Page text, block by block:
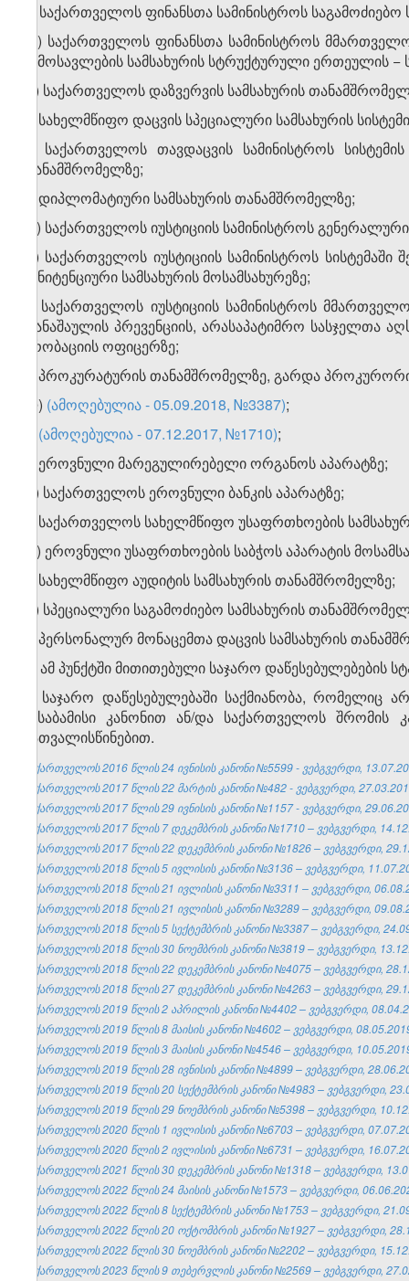
გ) საქართველოს ფინანსთა სამინისტროს
) საქართველოს ფინანსთა სამინისტროს
შემოსავლების სამსახურის სტრუქტურული ერთეულის
დ) საქართველოს დაზვერვის სამსახურის
ე) სახელმწიფო დაცვის სპეციალური სამსახურის
ვ) საქართველოს თავდაცვის სამინისტროს
თანამშრომელზე;
ზ) დიპლომატიური სამსახურის თანამშრომელზე;
) საქართველოს იუსტიციის სამინისტროს
თ) საქართველოს იუსტიციის სამინისტროს
პენიტენციური სამსახურის მოსამსახურეზე;
ი) საქართველოს იუსტიციის სამინისტროს
დანაშაულის პრევენციის, არასაპატიმრო სასჯელთა
პრობაციის ოფიცერზე;
კ) პროკურატურის თანამშრომელზე, გარდა
ლ) (ამოღებულია - 05.09.2018, №3387);
(ამოღებულია - 07.12.2017, №1710);
ნ) ეროვნული მარეგულირებელი ორგანოს აპარატზე;
ო) საქართველოს ეროვნული ბანკის აპარატზე;
პ) საქართველოს სახელმწიფო უსაფრთხოების
) ეროვნული უსაფრთხოების საბჭოს აპარატის
ჟ) სახელმწიფო აუდიტის სამსახურის თანამშრომელზე;
რ) სპეციალური საგამოძიებო სამსახურის
ს) პერსონალურ მონაცემთა დაცვის სამსახურის
ტ) ამ პუნქტში მითითებული საჯარო დაწესებულებების
4. საჯარო დაწესებულებაში საქმიანობა, რომელიც
შესაბამისი კანონით ან/და საქართველოს შრომის
გათვალისწინებით.
საქართველოს 2016 წლის 24 ივნისის კანონი №5599 - ვებგვერდი,
საქართველოს 2017 წლის 22 მარტის კანონი №482 - ვებგვერდი,
საქართველოს 2017 წლის 29 ივნისის კანონი №1157 - ვებგვერდი,
საქართველოს 2017 წლის 7 დეკემბრის კანონი №1710 – ვებგვერდი,
საქართველოს 2017 წლის 22 დეკემბრის კანონი №1826 – ვებგვერდი,
საქართველოს 2018 წლის 5 ივლისის კანონი №3136 – ვებგვერდი,
საქართველოს 2018 წლის 21 ივლისის კანონი №3311 – ვებგვერდი,
საქართველოს 2018 წლის 21 ივლისის კანონი №3289 – ვებგვერდი,
საქართველოს 2018 წლის 5 სექტემბრის კანონი №3387 – ვებგვერდი,
საქართველოს 2018 წლის 30 ნოემბრის კანონი №3819 – ვებგვერდი,
საქართველოს 2018 წლის 22 დეკემბრის კანონი №4075 – ვებგვერდი,
საქართველოს 2018 წლის 27 დეკემბრის კანონი №4263 – ვებგვერდი,
საქართველოს 2019 წლის 2 აპრილის კანონი №4402 – ვებგვერდი,
საქართველოს 2019 წლის 8 მაისის კანონი №4602 – ვებგვერდი,
საქართველოს 2019 წლის 3 მაისის კანონი №4546 – ვებგვერდი,
საქართველოს 2019 წლის 28 ივნისის კანონი №4899 – ვებგვერდი,
საქართველოს 2019 წლის 20 სექტემბრის კანონი №4983 – ვებგვერდი,
საქართველოს 2019 წლის 29 ნოემბრის კანონი №5398 – ვებგვერდი,
საქართველოს 2020 წლის 1 ივლისის კანონი №6703 – ვებგვერდი,
საქართველოს 2020 წლის 2 ივლისის კანონი №6731 – ვებგვერდი,
საქართველოს 2021 წლის 30 დეკემბრის კანონი №1318 – ვებგვერდი,
საქართველოს 2022 წლის 24 მაისის კანონი №1573 – ვებგვერდი,
საქართველოს 2022 წლის 8 სექტემბრის კანონი №1753 – ვებგვერდი,
საქართველოს 2022 წლის 20 ოქტომბრის კანონი №1927 – ვებგვერდი,
საქართველოს 2022 წლის 30 ნოემბრის კანონი №2202 – ვებგვერდი,
საქართველოს 2023 წლის 9 თებერვლის კანონი №2569 – ვებგვერდი,